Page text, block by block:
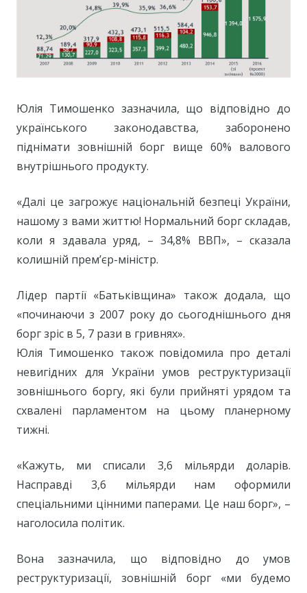
Юлія Тимошенко зазначила, що відповідно до
українського законодавства, заборонено
піднімати зовнішній борг вище 60% валового
внутрішнього продукту.
«Далі це загрожує національній безпеці України,
нашому з вами життю! Нормальний борг складав,
коли я здавала уряд, – 34,8% ВВП», – сказала
колишній прем’єр-міністр.
Лідер партії «Батьківщина» також додала, що
«починаючи з 2007 року до сьогоднішнього дня
борг зріс в 5, 7 рази в гривнях».
Юлія Тимошенко також повідомила про деталі
невигідних для України умов реструктуризації
зовнішнього боргу, які були прийняті урядом та
схвалені парламентом на цьому планерному
тижні.
«Кажуть, ми списали 3,6 мільярди доларів.
Насправді 3,6 мільярди нам оформили
спеціальними цінними паперами. Це наш борг», –
наголосила політик.
Вона зазначила, що відповідно до умов
реструктуризації, зовнішній борг «ми будемо